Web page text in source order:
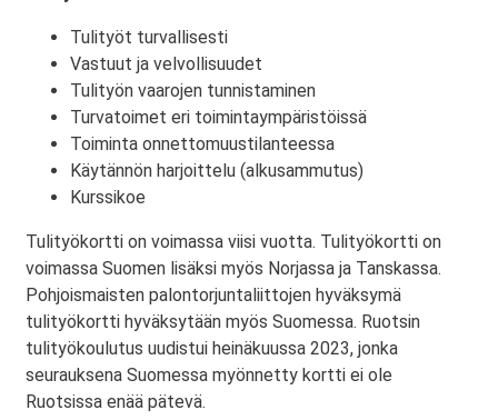
Tulityöt turvallisesti
Vastuut ja velvollisuudet
Tulityön vaarojen tunnistaminen
Turvatoimet eri toimintaympäristöissä
Toiminta onnettomuustilanteessa
Käytännön harjoittelu (alkusammutus)
Kurssikoe
Tulityökortti on voimassa viisi vuotta. Tulityökortti on
voimassa Suomen lisäksi myös Norjassa ja Tanskassa.
Pohjoismaisten palontorjuntaliittojen hyväksymä
tulityökortti hyväksytään myös Suomessa. Ruotsin
tulityökoulutus uudistui heinäkuussa 2023, jonka
seurauksena Suomessa myönnetty kortti ei ole
Ruotsissa enää pätevä.